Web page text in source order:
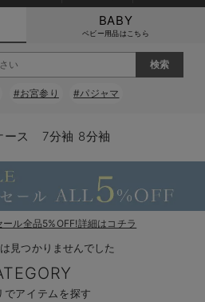
ママコート
授乳ブラ・マタニティブラ（マタニティインナー・産後用品）
・産後）
トムス
戻る
送料無料アイテム全て
ワンピース
スカート
パジャマ
インナー
戻る
ブラキャミ おまとめ
MAX55%OFF ブラックフ
戻る
【37周年祭セール】
【37周年祭セール】
戻る
気温差別オススメア
【15℃】3月下旬～
戻る
動きやすく着回しで
戻る
強撚スムース(コスパ
戻る
マタニティウェア
【おまとめ割】パジ
戻る
こだわりの履き心地
カジュアル
オフィス
戻る
ジャケット派
きれいめ美脚パンツ派
ツィード派
王道シンプル派
戻る
出産準備応援割全て
マタニティパジャマ
戻る
【オフィスカジュア
戻る
レギンスタイプ
戻る
【フォーマル】ワン
戻る
【ベビー】長袖
戻る
ハンカチ
短肌着
セット
戻る
快適ウェア10%OFF
快適ウェア10%OFF
戻る
春のマタニティワン
セットアップ・ レイ
ジャンパースカート/
ワーク・オフィス
カジュアル
戻る
Gift Selection 出産
〜3,000円（税込）
10,001円（税込）〜
女の子におススメの
男の子におススメの
戻る
冬の冷え対策インナ
薄くてあったか
保温&リカバリー
レギンス・タイツ
カップ付きインナー
戻る
入院準備の持ち物チ
入院してすぐ使うグ
戻る
冬のあったか特集全て
【冬のあったか特集
【冬のあったか特集
BABY
ベビー用品はこちら
#お宮参り #パジャマ
ース 7分袖 8分袖
ル全品5%OFF!詳細はコチラ
見つかりませんでした
でアイテムを探す
閉じる